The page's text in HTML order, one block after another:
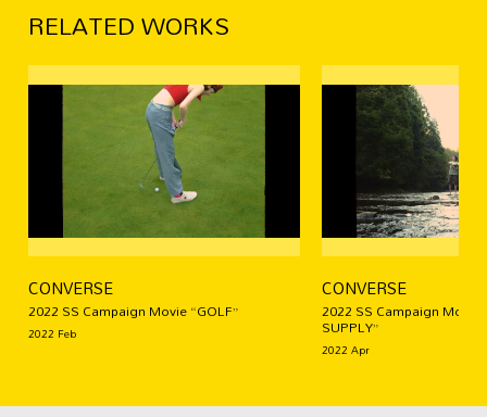
RELATED WORKS
CONVERSE
2022 SS Campaign Movie “GOLF”
2022 Feb
CONVERSE
2022 SS Campaign Movie
SUPPLY”
2022 Apr